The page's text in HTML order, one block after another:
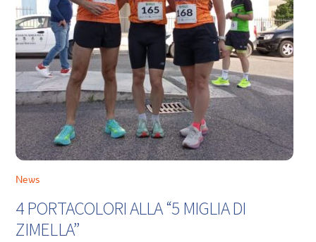
News
4 PORTACOLORI ALLA “5 MIGLIA DI
ZIMELLA”